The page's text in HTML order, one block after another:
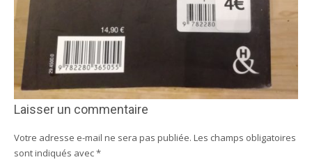
Laisser un commentaire
Votre adresse e-mail ne sera pas publiée. Les champs obligatoires
sont indiqués avec*